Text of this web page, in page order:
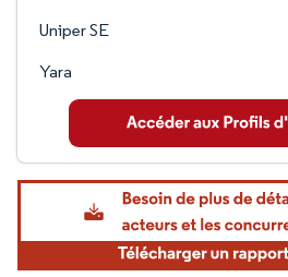
Uniper SE
Yara